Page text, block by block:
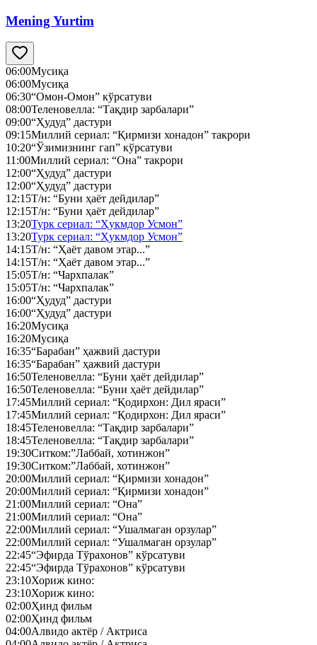
Mening Yurtim
06:00Мусиқа
06:00Мусиқа
06:30“Омон-Омон” кўрсатуви
08:00Теленовелла: “Тақдир зарбалари”
09:00“Ҳудуд” дастури
09:15Миллий сериал: “Қирмизи хонадон” такрори
10:20“Ўзимизнинг гап” кўрсатуви
11:00Миллий сериал: “Она” такрори
12:00“Ҳудуд” дастури
12:00“Ҳудуд” дастури
12:15Т/н: “Буни ҳаёт дейдилар”
12:15Т/н: “Буни ҳаёт дейдилар”
13:20Турк сериал: “Ҳукмдор Усмон”
13:20Турк сериал: “Ҳукмдор Усмон”
14:15Т/н: “Ҳаёт давом этар...”
14:15Т/н: “Ҳаёт давом этар...”
15:05Т/н: “Чархпалак”
15:05Т/н: “Чархпалак”
16:00“Ҳудуд” дастури
16:00“Ҳудуд” дастури
16:20Мусиқа
16:20Мусиқа
16:35“Барабан” ҳажвий дастури
16:35“Барабан” ҳажвий дастури
16:50Теленовелла: “Буни ҳаёт дейдилар”
16:50Теленовелла: “Буни ҳаёт дейдилар”
17:45Миллий сериал: “Қодирхон: Дил яраси”
17:45Миллий сериал: “Қодирхон: Дил яраси”
18:45Теленовелла: “Тақдир зарбалари”
18:45Теленовелла: “Тақдир зарбалари”
19:30Ситком:”Лаббай, хотинжон”
19:30Ситком:”Лаббай, хотинжон”
20:00Миллий сериал: “Қирмизи хонадон”
20:00Миллий сериал: “Қирмизи хонадон”
21:00Миллий сериал: “Она”
21:00Миллий сериал: “Она”
22:00Миллий сериал: “Ушалмаган орзулар”
22:00Миллий сериал: “Ушалмаган орзулар”
22:45“Эфирда Тўрахонов” кўрсатуви
22:45“Эфирда Тўрахонов” кўрсатуви
23:10Хориж кино:
23:10Хориж кино:
02:00Ҳинд фильм
02:00Ҳинд фильм
04:00Алвидо актёр / Актриса